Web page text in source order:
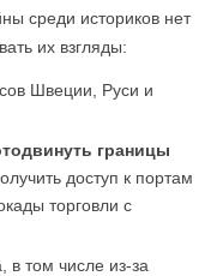
среди историков нет
их взгляды:
Швеции, Руси и
границы
доступ к портам
торговли с
в том числе из-за